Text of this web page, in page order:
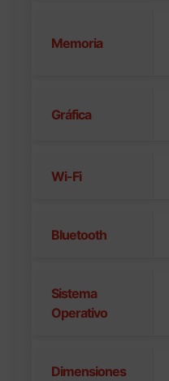
Memoria
Gráfica
Wi-Fi
Bluetooth
Sistema
Operativo
Dimensiones